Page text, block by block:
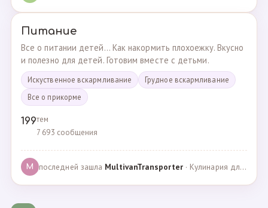
Питание
Все о питании детей... Как накормить плохоежку. Вкусно
и полезно для детей. Готовим вместе с детьми.
Искуственное вскармливание
Грудное вскармливание
Все о прикорме
199тем
7 693 сообщения
M последней зашла MultivanTransporter· Кулинария для более старших · 24.10.2024